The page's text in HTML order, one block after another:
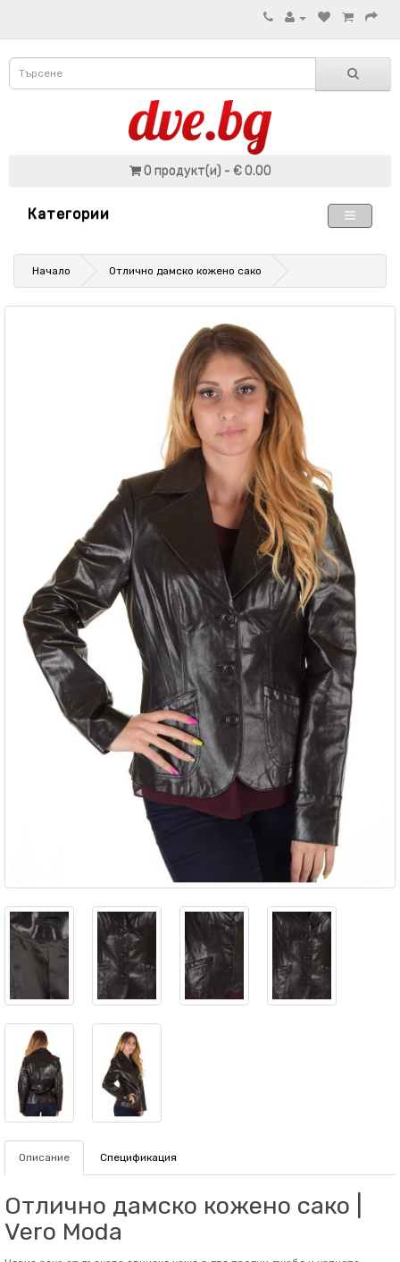
0 продукт(и) - € 0.00
Категории
Начало Отлично дамско кожено сако
Описание Спецификация
Отлично дамско кожено сако |
Vero Moda